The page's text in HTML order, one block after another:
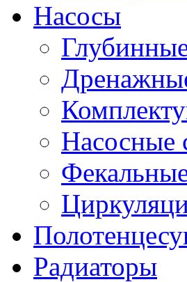
Насосы
Насосные
Радиаторы